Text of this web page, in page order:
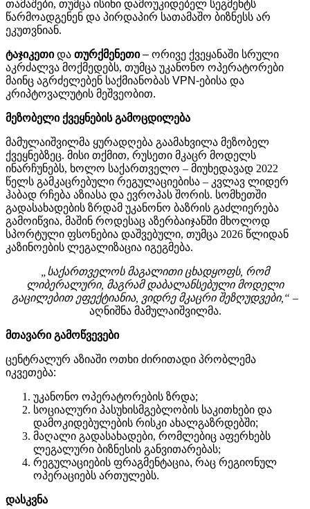
თამაშები, თუმცა ისინი დამოუკიდებელ სეგმენტს
წარმოადგენენ და პირდაპირ სათამაშო ბიზნესს არ
ეკუთვნიან.
ტაჯიკეთი და თურქმენეთი– ორივე ქვეყანაში სრული
აკრძალვა მოქმედებს, თუმცა უკანონო ოპერატორები
მაინც აგრძელებენ საქმიანობას VPN-ებისა და
კრიპტოვალუტის მეშვეობით.
მეზობელი ქვეყნების გამოცდილება
მამულაიშვილმა ყურადღება გაამახვილა მეზობელ
ქვეყნებზეც. მისი თქმით, რუსეთი მკაცრ მოდელს
ინარჩუნებს, ხოლო საქართველო – მიუხედავად 2022
წელს გამკაცრებული რეგულაციებისა – კვლავ ლიდერ
ჰაბად რჩება აზიასა და ევროპას შორის. სომხეთში
გადასახადების ზრდამ უკანონო ბაზრის გაძლიერება
გამოიწვია, მაშინ როდესაც აზერბაიჯანში მხოლოდ
სპორტული ფსონებია დაშვებული, თუმცა 2026 წლიდან
კაზინოების ლეგალიზაცია იგეგმება.
„საქართველოს მაგალითი ცხადყოფს, რომ
ლიბერალური, მაგრამ დაბალანსებული მოდელი
გაცილებით ეფექტიანია, ვიდრე მკაცრი შეზღუდვები,“ –
აღნიშნა მამულაიშვილმა.
მთავარი გამოწვევები
ცენტრალურ აზიაში ოთხი ძირითადი პრობლემა
იკვეთება:
უკანონო ოპერატორების ზრდა;
სოციალური პასუხისმგებლობის საკითხები და
დამოკიდებულების რისკი ახალგაზრდებში;
მაღალი გადასახადები, რომლებიც აფერხებს
ლეგალური ბიზნესის განვითარებას;
რეგულაციების ფრაგმენტაცია, რაც რეგიონულ
ოპერაციებს ართულებს.
დასკვნა